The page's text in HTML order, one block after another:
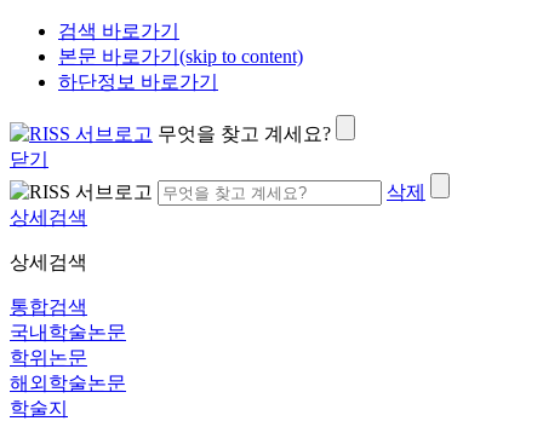
검색 바로가기
본문 바로가기(skip to content)
하단정보 바로가기
무엇을 찾고 계세요?
닫기
삭제
상세검색
상세검색
통합검색
국내학술논문
학위논문
해외학술논문
학술지